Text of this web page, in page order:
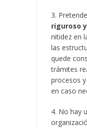
3.
riguroso
nitidez en
las
quede
trámites
procesos
en caso
4. No hay